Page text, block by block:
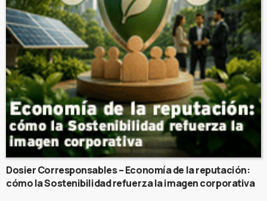
Dosier Corresponsables – Economía de la reputación:
cómo la Sostenibilidad refuerza la imagen corporativa